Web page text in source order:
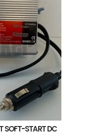
SOFT-START DC